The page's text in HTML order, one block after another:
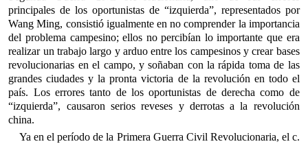
principales de los oportunistas de “izquierda”, representados por
Wang Ming, consistió igualmente en no comprender la importancia
del problema campesino; ellos no percibían lo importante que era
realizar un trabajo largo y arduo entre los campesinos y crear bases
revolucionarias en el campo, y soñaban con la rápida toma de las
grandes ciudades y la pronta victoria de la revolución en todo el
país. Los errores tanto de los oportunistas de derecha como de
“izquierda”, causaron serios reveses y derrotas a la revolución
china.
Ya en el período de la Primera Guerra Civil Revolucionaria, el c.